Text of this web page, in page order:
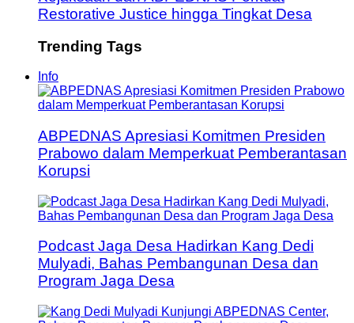
Restorative Justice hingga Tingkat Desa
Trending Tags
Info
ABPEDNAS Apresiasi Komitmen Presiden
Prabowo dalam Memperkuat Pemberantasan
Korupsi
Podcast Jaga Desa Hadirkan Kang Dedi
Mulyadi, Bahas Pembangunan Desa dan
Program Jaga Desa